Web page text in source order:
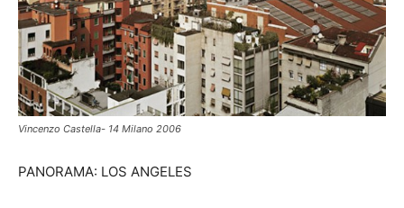
Vincenzo Castella- 14 Milano 2006
PANORAMA: LOS ANGELES